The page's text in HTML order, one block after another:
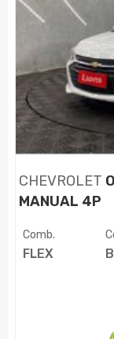
CHEVROLET
MANUAL 4P
Comb.
FLEX